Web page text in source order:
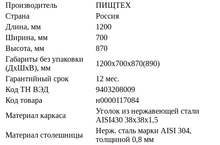
Производитель
ПИЩТЕХ
Страна
Россия
Длина, мм
1200
Ширина, мм
700
Высота, мм
870
Габариты без упаковки
(ДхШхВ), мм
1200х700х870(890)
Гарантийный срок
12 мес.
Код ТН ВЭД
9403208009
Код товара
н0000117084
Материал каркаса
Уголок из нержавеющей стали
AISI430 38х38х1,5
Материал столешницы
Нерж. сталь марки AISI 304,
толщиной 0,8 мм